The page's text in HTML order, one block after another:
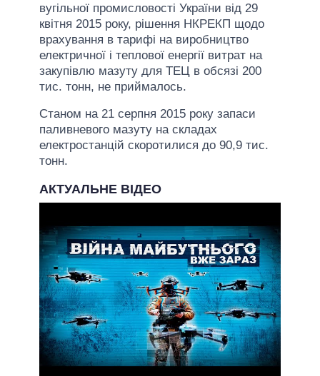
вугільної промисловості України від 29
квітня 2015 року, рішення НКРЕКП щодо
врахування в тарифі на виробництво
електричної і теплової енергії витрат на
закупівлю мазуту для ТЕЦ в обсязі 200
тис. тонн, не приймалось.
Станом на 21 серпня 2015 року запаси
паливневого мазуту на складах
електростанцій скоротилися до 90,9 тис.
тонн.
АКТУАЛЬНЕ ВІДЕО